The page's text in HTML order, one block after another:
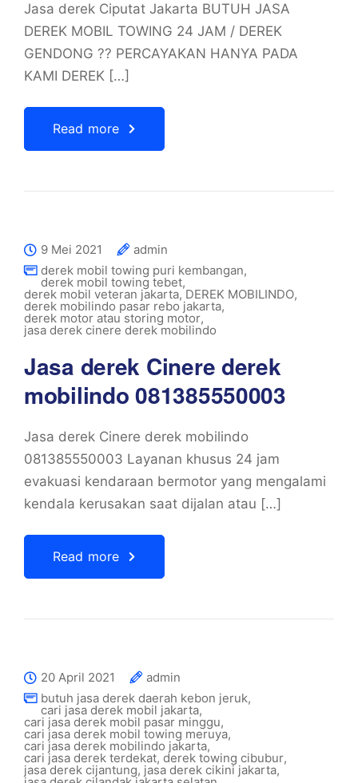
Jasa derek Ciputat Jakarta BUTUH JASA
DEREK MOBIL TOWING 24 JAM / DEREK
GENDONG ?? PERCAYAKAN HANYA PADA
KAMI DEREK […]
Read more
9 Mei 2021
admin
derek mobil towing puri kembangan,
derek mobil towing tebet,
derek mobil veteran jakarta,DEREK MOBILINDO,
derek mobilindo pasar rebo jakarta,
derek motor atau storing motor,
jasa derek cinere derek mobilindo
Jasa derek Cinere derek
mobilindo 081385550003
Jasa derek Cinere derek mobilindo
081385550003 Layanan khusus 24 jam
evakuasi kendaraan bermotor yang mengalami
kendala kerusakan saat dijalan atau […]
Read more
20 April 2021
admin
butuh jasa derek daerah kebon jeruk,
cari jasa derek mobil jakarta,
cari jasa derek mobil pasar minggu,
cari jasa derek mobil towing meruya,
cari jasa derek mobilindo jakarta,
cari jasa derek terdekat, derek towing cibubur,
jasa derek cijantung, jasa derek cikini jakarta,